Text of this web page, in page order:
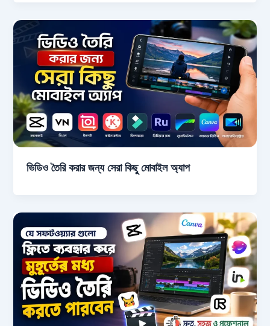
ভিডিও তৈরি করার জন্য সেরা কিছু মোবাইল অ্যাপ